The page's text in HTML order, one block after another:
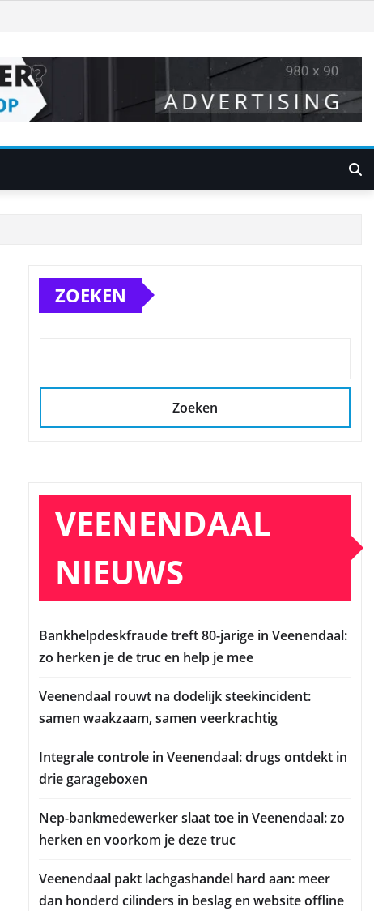
ZOEKEN
Zoeken
VEENENDAAL
NIEUWS
Bankhelpdeskfraude treft 80-jarige in Veenendaal:
zo herken je de truc en help je mee
Veenendaal rouwt na dodelijk steekincident:
samen waakzaam, samen veerkrachtig
Integrale controle in Veenendaal: drugs ontdekt in
drie garageboxen
Nep-bankmedewerker slaat toe in Veenendaal: zo
herken en voorkom je deze truc
Veenendaal pakt lachgashandel hard aan: meer
dan honderd cilinders in beslag en website offline